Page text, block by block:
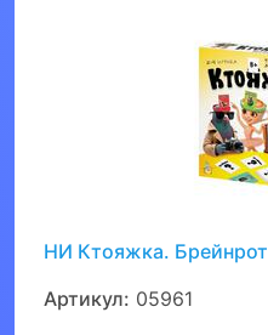
НИ Ктояжка. Брейнрот
Артикул: 05961